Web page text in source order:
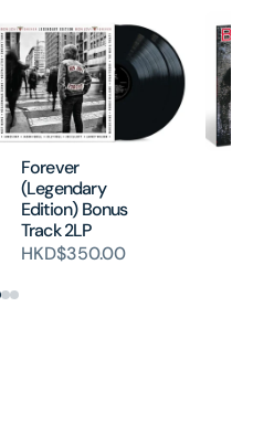
Forever
(Legendary
Edition) Bonus
Track 2LP
HKD$350.00